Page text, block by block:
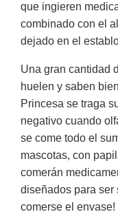
que ingieren
combinado con el
dejado en el
Una gran cantidad
huelen y saben
Princesa se traga
negativo cuando
se come todo el
mascotas, con
comerán
diseñados para ser
comerse el envase!